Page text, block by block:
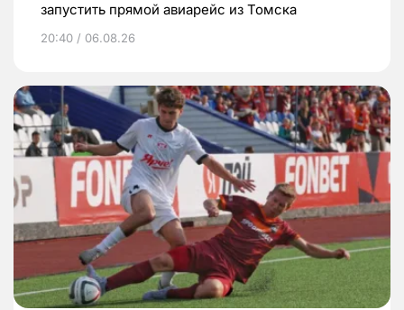
запустить прямой авиарейс из Томска
20:40 / 06.08.26